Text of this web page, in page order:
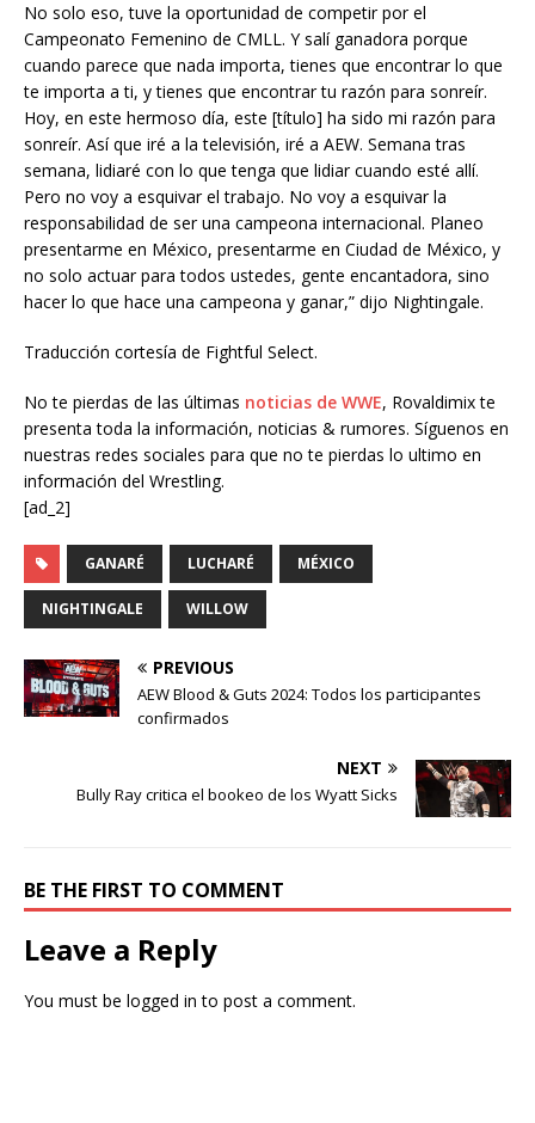
No solo eso, tuve la oportunidad de competir por el
Campeonato Femenino de CMLL. Y salí ganadora porque
cuando parece que nada importa, tienes que encontrar lo que
te importa a ti, y tienes que encontrar tu razón para sonreír.
Hoy, en este hermoso día, este [título] ha sido mi razón para
sonreír. Así que iré a la televisión, iré a AEW. Semana tras
semana, lidiaré con lo que tenga que lidiar cuando esté allí.
Pero no voy a esquivar el trabajo. No voy a esquivar la
responsabilidad de ser una campeona internacional. Planeo
presentarme en México, presentarme en Ciudad de México, y
no solo actuar para todos ustedes, gente encantadora, sino
hacer lo que hace una campeona y ganar,” dijo Nightingale.
Traducción cortesía de Fightful Select.
No te pierdas de las últimas noticias de WWE, Rovaldimix te
presenta toda la información, noticias & rumores. Síguenos en
nuestras redes sociales para que no te pierdas lo ultimo en
información del Wrestling.
[ad_2]
GANARÉ LUCHARÉ MÉXICO
NIGHTINGALE WILLOW
PREVIOUS
AEW Blood & Guts 2024: Todos los participantes
confirmados
NEXT
Bully Ray critica el bookeo de los Wyatt Sicks
BE THE FIRST TO COMMENT
Leave a Reply
You must be logged in to post a comment.